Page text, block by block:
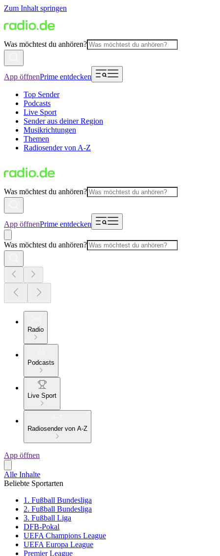
Zum Inhalt springen
Was möchtest du anhören?
App öffnenPrime entdecken
Top Sender
Podcasts
Live Sport
Sender aus deiner Region
Musikrichtungen
Themen
Radiosender von A-Z
Was möchtest du anhören?
App öffnenPrime entdecken
Was möchtest du anhören?
Radio
Podcasts
Live Sport
Radiosender von A-Z
App öffnen
Alle Inhalte
Beliebte Sportarten
1. Fußball Bundesliga
2. Fußball Bundesliga
3. Fußball Liga
DFB-Pokal
UEFA Champions League
UEFA Europa League
Premier League